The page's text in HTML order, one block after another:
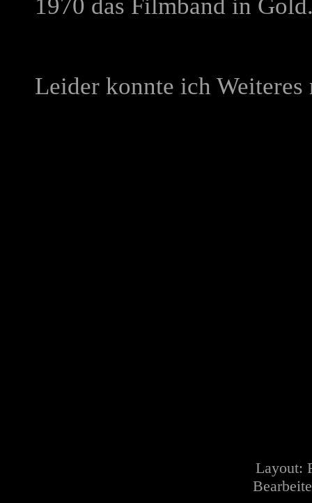
1970 das Filmband in
Leider konnte ich
Layout: